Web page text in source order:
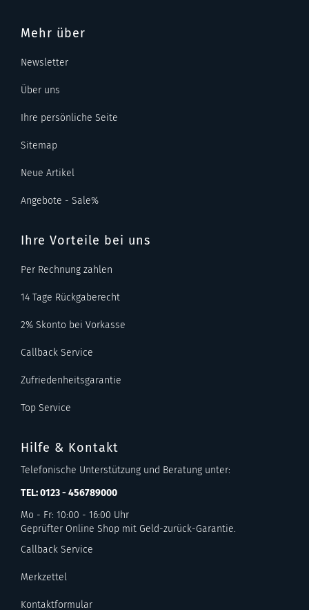
Mehr über
Newsletter
Über uns
Ihre persönliche Seite
Sitemap
Neue Artikel
Angebote - Sale%
Ihre Vorteile bei uns
Per Rechnung zahlen
14 Tage Rückgaberecht
2% Skonto bei Vorkasse
Callback Service
Zufriedenheitsgarantie
Top Service
Hilfe & Kontakt
Telefonische Unterstützung und Beratung unter:
TEL: 0123 - 456789000
Mo - Fr: 10:00 - 16:00 Uhr
Geprüfter Online Shop mit Geld-zurück-Garantie.
Callback Service
Merkzettel
Kontaktformular